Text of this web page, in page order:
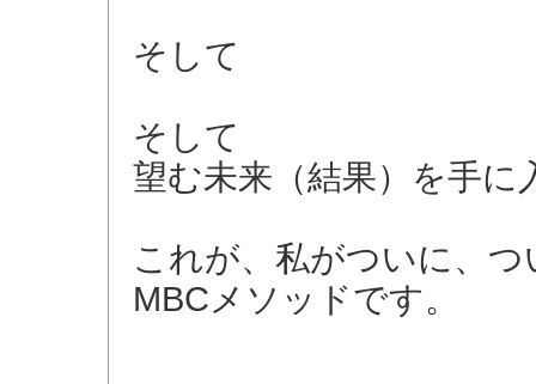
そして
そして
望む未来（結果）を手に
これが、私がついに、
MBCメソッドです。